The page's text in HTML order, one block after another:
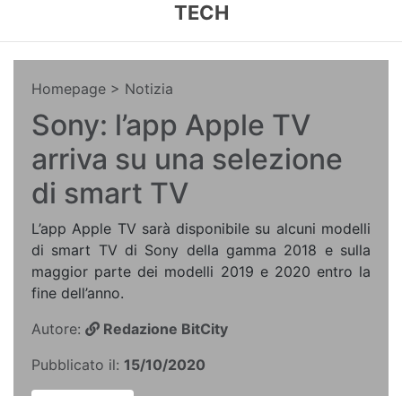
TECH
Homepage > Notizia
Sony: l’app Apple TV
arriva su una selezione
di smart TV
L’app Apple TV sarà disponibile su alcuni modelli
di smart TV di Sony della gamma 2018 e sulla
maggior parte dei modelli 2019 e 2020 entro la
fine dell’anno.
Autore:
Redazione BitCity
Pubblicato il: 15/10/2020